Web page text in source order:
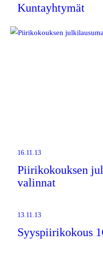
Kuntayhtymät
16.11.13
Piirikokouksen
valinnat
13.11.13
Syyspiirikokous